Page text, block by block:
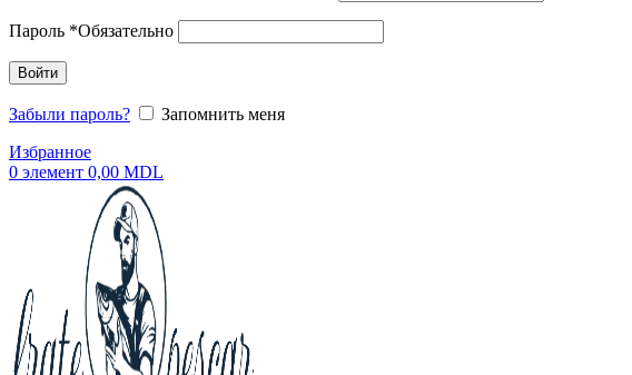
Пароль *Обязательно
Войти
Забыли пароль?
Запомнить меня
Избранное
0 элемент 0,00 MDL